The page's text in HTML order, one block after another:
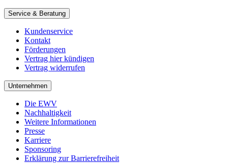
Service & Beratung
Kundenservice
Kontakt
Förderungen
Vertrag hier kündigen
Vertrag widerrufen
Unternehmen
Die EWV
Nachhaltigkeit
Weitere Informationen
Presse
Karriere
Sponsoring
Erklärung zur Barrierefreiheit